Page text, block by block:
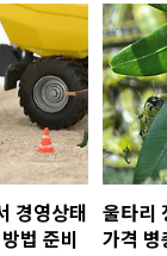
경영상태
법 준비
울타리
가격 병